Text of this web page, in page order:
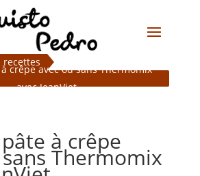
recettes
crêpe avec ou sans Thermomix
avec JeanViet
à crêpe
Thermomix